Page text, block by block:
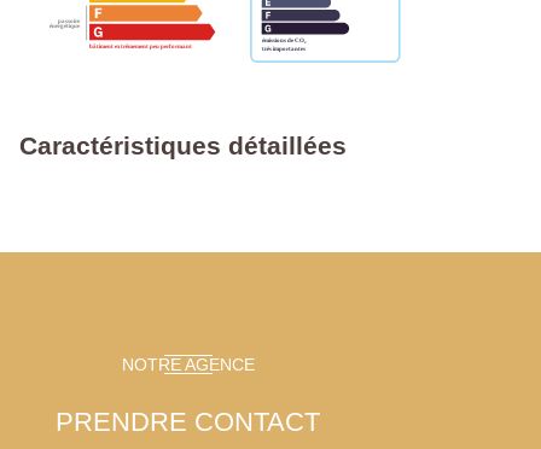
Caractéristiques détaillées
NOTRE AGENCE
PRENDRE CONTACT